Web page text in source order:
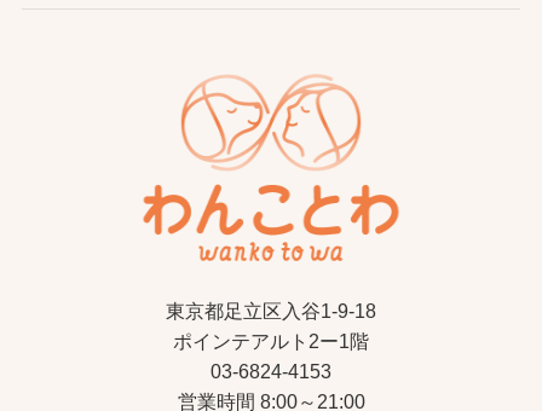
東京都足立区入谷1-9-18
ポインテアルト2ー1階
03-6824-4153
営業時間 8:00～21:00